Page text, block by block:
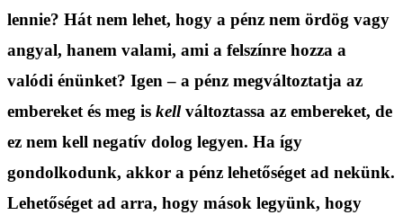
lennie? Hát nem lehet, hogy a pénz nem ördög vagy
angyal, hanem valami, ami a felszínre hozza a
valódi énünket? Igen – a pénz megváltoztatja az
embereket és meg is kellváltoztassa az embereket, de
ez nem kell negatív dolog legyen. Ha így
gondolkodunk, akkor a pénz lehetőséget ad nekünk.
Lehetőséget ad arra, hogy mások legyünk, hogy